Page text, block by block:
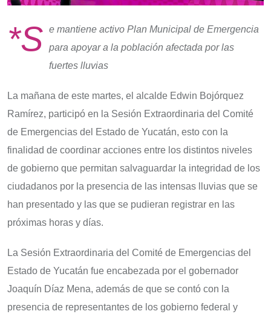
*S e mantiene activo Plan Municipal de Emergencia
para apoyar a la población afectada por las
fuertes lluvias
La mañana de este martes, el alcalde Edwin Bojórquez
Ramírez, participó en la Sesión Extraordinaria del Comité
de Emergencias del Estado de Yucatán, esto con la
finalidad de coordinar acciones entre los distintos niveles
de gobierno que permitan salvaguardar la integridad de los
ciudadanos por la presencia de las intensas lluvias que se
han presentado y las que se pudieran registrar en las
próximas horas y días.
La Sesión Extraordinaria del Comité de Emergencias del
Estado de Yucatán fue encabezada por el gobernador
Joaquín Díaz Mena, además de que se contó con la
presencia de representantes de los gobierno federal y